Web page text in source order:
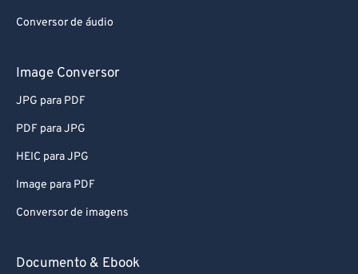
Conversor de áudio
Image Conversor
JPG para PDF
PDF para JPG
HEIC para JPG
Image para PDF
Conversor de imagens
Documento & Ebook